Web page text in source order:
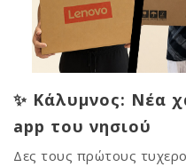
✨ Κάλυμνος: Νέα
app του νησιού
Δες τους πρώτους